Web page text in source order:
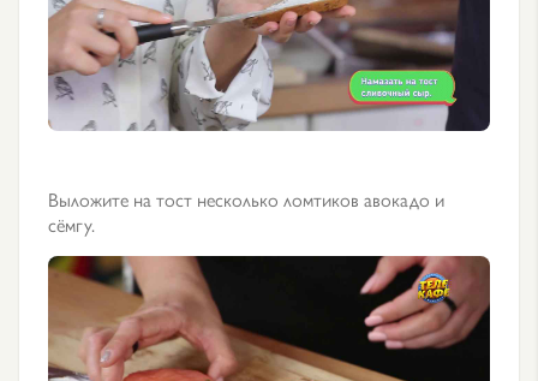
Выложите на тост несколько ломтиков авокадо и
сёмгу.